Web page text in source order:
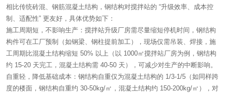
相比传统砖混、钢筋混凝土结构，钢结构对搅拌站的 “升级效率、成本控
制、适配性” 更友好，具体优势如下：
施工周期短，不影响生产：搅拌站升级厂房需尽量缩短停机时间，钢结构
构件可在工厂预制（如钢梁、钢柱提前加工），现场仅需吊装、焊接，施
工周期比混凝土结构缩短 50% 以上（以 1000㎡搅拌站厂房为例，钢结构
约 15-20 天完工，混凝土结构需 40-50 天），可减少对生产的中断影响。
自重轻，降低基础成本：钢结构自重仅为混凝土结构的 1/3-1/5（如同样跨
度的楼面，钢结构自重约 30-50kg/㎡，混凝土结构约 150-200kg/㎡），对